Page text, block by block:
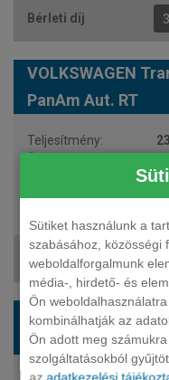
Sütiket használunk a
szabásához, közösségi
weboldalforgalmunk
média-, hirdető- és
Ön
kombinálhatják az
Ön adott meg
szolgáltatásokból
azadatkezelési
VOLKSWAGEN
PanAm Aut. RT
8
VOLKSWAGEN
Life Aut. HT (9 sz.)